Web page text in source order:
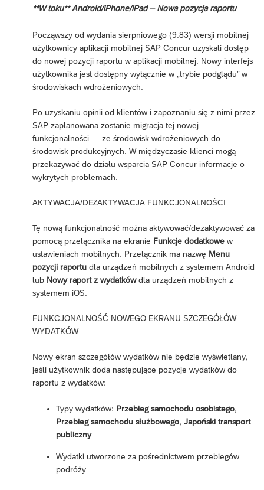
**W toku** Android/iPhone/iPad – Nowa pozycja raportu
Począwszy od wydania sierpniowego (9.83) wersji mobilnej
użytkownicy aplikacji mobilnej SAP Concur uzyskali dostęp
do nowej pozycji raportu w aplikacji mobilnej. Nowy interfejs
użytkownika jest dostępny wyłącznie w „trybie podglądu” w
środowiskach wdrożeniowych.
Po uzyskaniu opinii od klientów i zapoznaniu się z nimi przez
SAP zaplanowana zostanie migracja tej nowej
funkcjonalności — ze środowisk wdrożeniowych do
środowisk produkcyjnych. W międzyczasie klienci mogą
przekazywać do działu wsparcia SAP Concur informacje o
wykrytych problemach.
AKTYWACJA/DEZAKTYWACJA FUNKCJONALNOŚCI
Tę nową funkcjonalność można aktywować/dezaktywować za
pomocą przełącznika na ekranie Funkcje dodatkowe w
ustawieniach mobilnych. Przełącznik ma nazwę Menu
pozycji raportu dla urządzeń mobilnych z systemem Android
lub Nowy raport z wydatkówdla urządzeń mobilnych z
systemem iOS.
FUNKCJONALNOŚĆ NOWEGO EKRANU SZCZEGÓŁÓW
WYDATKÓW
Nowy ekran szczegółów wydatków nie będzie wyświetlany,
jeśli użytkownik doda następujące pozycje wydatków do
raportu z wydatków:
Typy wydatków: Przebieg samochodu osobistego,
Przebieg samochodu służbowego, Japoński transport
publiczny
Wydatki utworzone za pośrednictwem przebiegów
podróży